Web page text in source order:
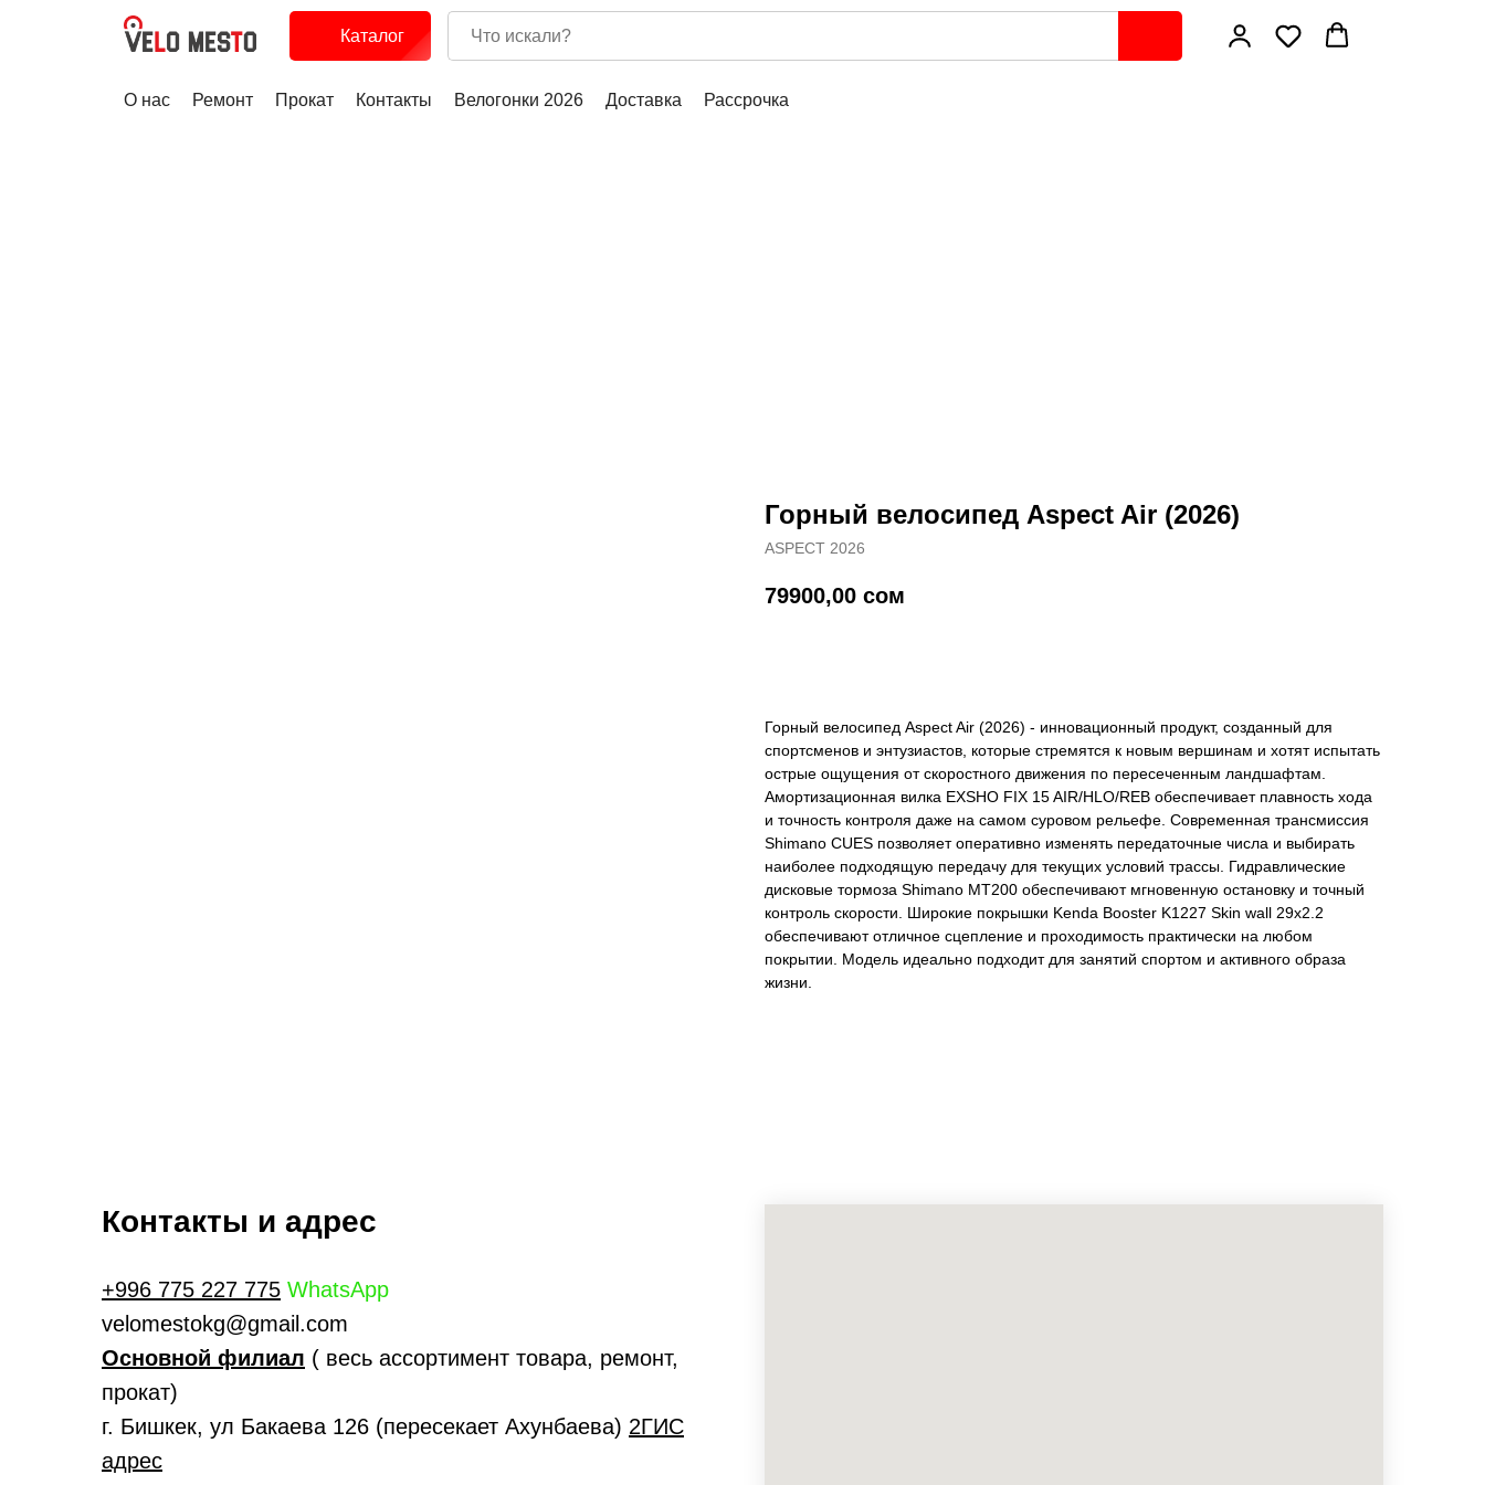
Каталог
О нас Ремонт Прокат Контакты Велогонки 2026 Доставка Рассрочка
Горный велосипед Aspect Air (2026)
ASPECT 2026
79900,00 сом
Горный велосипед Aspect Air (2026) - инновационный продукт, созданный для
спортсменов и энтузиастов, которые стремятся к новым вершинам и хотят испытать
острые ощущения от скоростного движения по пересеченным ландшафтам.
Амортизационная вилка EXSHO FIX 15 AIR/HLO/REB обеспечивает плавность хода
и точность контроля даже на самом суровом рельефе. Современная трансмиссия
Shimano CUES позволяет оперативно изменять передаточные числа и выбирать
наиболее подходящую передачу для текущих условий трассы. Гидравлические
дисковые тормоза Shimano MT200 обеспечивают мгновенную остановку и точный
контроль скорости. Широкие покрышки Kenda Booster K1227 Skin wall 29x2.2
обеспечивают отличное сцепление и проходимость практически на любом
покрытии. Модель идеально подходит для занятий спортом и активного образа
жизни.
Контакты и адрес
+996 775 227 775 WhatsApp
velomestokg@gmail.com
Основной филиал ( весь ассортимент товара, ремонт,
прокат)
г. Бишкек, ул Бакаева 126 (пересекает Ахунбаева) 2ГИС
адрес